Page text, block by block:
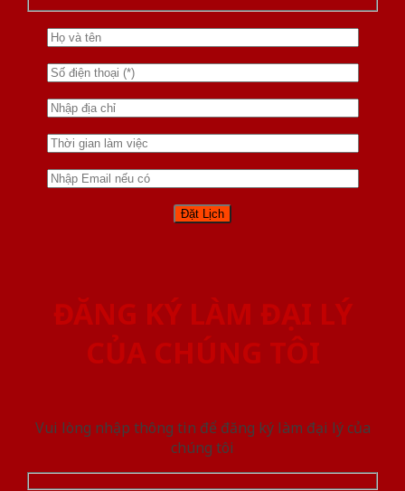
ĐĂNG KÝ LÀM ĐẠI LÝ
CỦA CHÚNG TÔI
Vui lòng nhập thông tin để đăng ký làm đại lý của
chúng tôi